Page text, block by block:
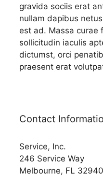
gravida sociis erat
nullam dapibus
est ad. Massa curae
sollicitudin iaculis
dictumst, orci
praesent erat
Contact
Service, Inc.
246 Service Way
Melbourne, FL 32940